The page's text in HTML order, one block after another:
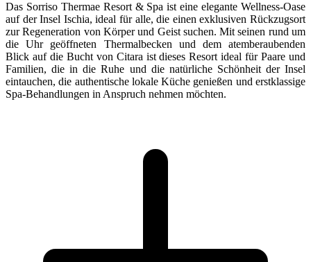
Das Sorriso Thermae Resort & Spa ist eine elegante Wellness-Oase
auf der Insel Ischia, ideal für alle, die einen exklusiven Rückzugsort
zur Regeneration von Körper und Geist suchen. Mit seinen rund um
die Uhr geöffneten Thermalbecken und dem atemberaubenden
Blick auf die Bucht von Citara ist dieses Resort ideal für Paare und
Familien, die in die Ruhe und die natürliche Schönheit der Insel
eintauchen, die authentische lokale Küche genießen und erstklassige
Spa-Behandlungen in Anspruch nehmen möchten.